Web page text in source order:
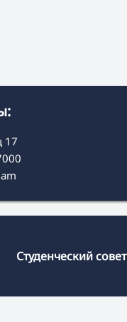
17
Студенческий совет